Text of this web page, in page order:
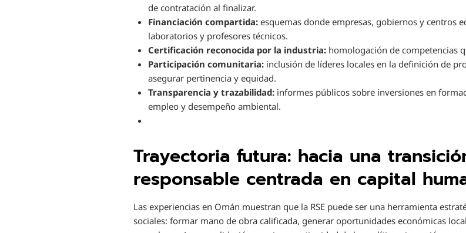
de contratación al finalizar.
Financiación compartida: esquemas donde empresas, gobiernos y centros
laboratorios y profesores técnicos.
Certificación reconocida por la industria: homologación de competencias
Participación comunitaria: inclusión de líderes locales en la definición de
asegurar pertinencia y equidad.
Transparencia y trazabilidad: informes públicos sobre inversiones en
empleo y desempeño ambiental.
Trayectoria futura: hacia una
responsable centrada en capital
Las experiencias en Omán muestran que la RSE puede ser una herramienta
sociales: formar mano de obra calificada, generar oportunidades económicas